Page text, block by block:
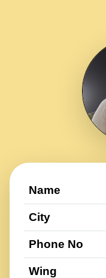
Name
City
Phone No
Wing